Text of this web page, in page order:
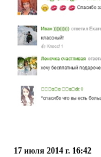
17 июля 2014 г. 16:42